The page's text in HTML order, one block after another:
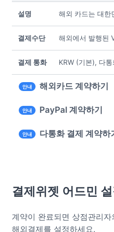
설명 해외 카드는 대한
결제수단 해외에서 발행된
결제 통화 KRW (기본), 다
안내 해외카드 계약하기
안내 PayPal 계약하기
안내 다통화 결제 계약하
결제위젯 어드민
계약이 완료되면 상점관리자
해외결제를 설정하세요.